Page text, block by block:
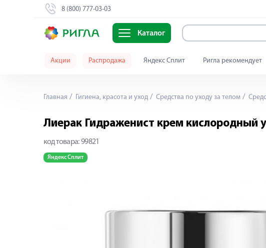
8 (800) 777-03-03
Каталог
Акции Распродажа Яндекс Сплит Ригла рекомендует
Главная Гигиена, красота и уход Средства по уходу за телом
Лиерак Гидраженист крем кислородный
код товара: 99821
Яндекс Сплит